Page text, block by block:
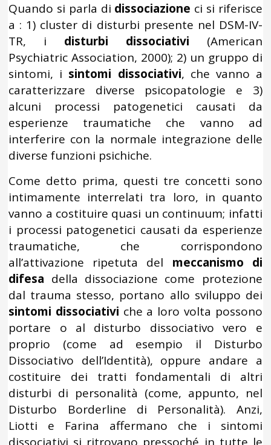
Quando si parla di dissociazione ci si riferisce
a : 1) cluster di disturbi presente nel DSM-IV-
TR, i disturbi dissociativi (American
Psychiatric Association, 2000); 2) un gruppo di
sintomi, i sintomi dissociativi, che vanno a
caratterizzare diverse psicopatologie e 3)
alcuni processi patogenetici causati da
esperienze traumatiche che vanno ad
interferire con la normale integrazione delle
diverse funzioni psichiche.
Come detto prima, questi tre concetti sono
intimamente interrelati tra loro, in quanto
vanno a costituire quasi un continuum; infatti
i processi patogenetici causati da esperienze
traumatiche, che corrispondono
all’attivazione ripetuta del meccanismo di
difesa della dissociazione come protezione
dal trauma stesso, portano allo sviluppo dei
sintomi dissociativi che a loro volta possono
portare o al disturbo dissociativo vero e
proprio (come ad esempio il Disturbo
Dissociativo dell’Identità), oppure andare a
costituire dei tratti fondamentali di altri
disturbi di personalità (come, appunto, nel
Disturbo Borderline di Personalità). Anzi,
Liotti e Farina affermano che i sintomi